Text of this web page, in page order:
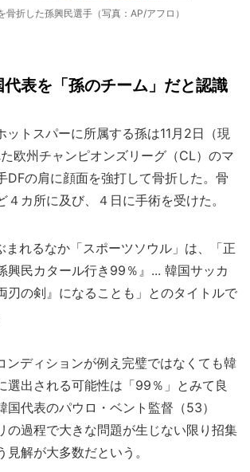
骨折した孫興民選手（写真：AP/アフロ）
表を「孫のチーム」だと認識
トスパーに所属する孫は11月2日（現
欧州チャンピオンズリーグ（CL）のマ
DFの肩に顔面を強打して骨折した。骨
４カ所に及び、４日に手術を受けた。
れるなか「スポーツソウル」は、「正
興民カタール行き99％』... 韓国サッカ
刃の剣』になることも」とのタイトルで
ディションが例え完璧ではなくても韓
選出される可能性は「99％」とみて良
国代表のパウロ・ベント監督（53）
の過程で大きな問題が生じない限り招集
解が大多数だという。